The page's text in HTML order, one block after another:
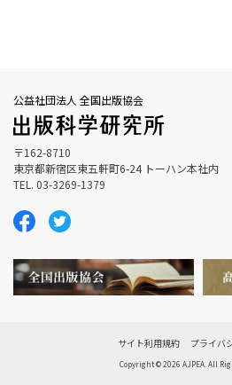
公益社団法人 全国出版協会
〒162-8710
東京都新宿区東五軒町6-24 トーハン本社内
TEL. 03-3269-1379
サイト利用規約 プライバ
Copyright © 2026 AJPEA. All